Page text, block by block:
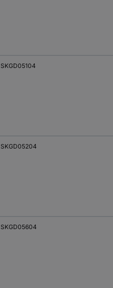
SKGD05104
SKGD05204
SKGD05604